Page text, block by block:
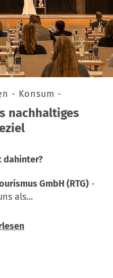
- Konsum -
nachhaltiges
dahinter?
GmbH (RTG) -
als…